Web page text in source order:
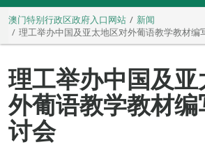
澳门特别行政区政府入口网站
新闻
理工举办中国及亚太地区对外葡语教学教材编
理工举办中国及
外葡语教学教材
讨会